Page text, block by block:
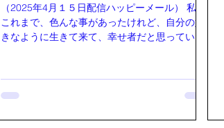
（2025年4月１５日配信ハッピーメール） 私は
これまで、色んな事があったけれど、自分の好
きなように生きて来て、幸せ者だと思っていま
え過ぎて、頭の中はグチャグチャです。 どうし
たら良いか分からず、色んな事をネットで検索
「幸せになって良いんだよ」という言葉でし